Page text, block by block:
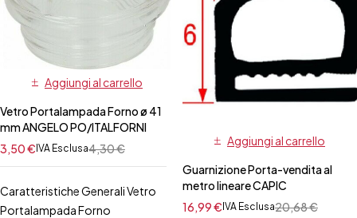
Aggiungi al carrello
Vetro Portalampada Forno ø 41
mm ANGELO PO/ITALFORNI
4,30€
3,50€ IVA Esclusa
Caratteristiche Generali Vetro
Portalampada Forno
Aggiungi al carrello
Guarnizione Porta-vendita al
metro lineare CAPIC
20,68€
16,99€IVA Esclusa